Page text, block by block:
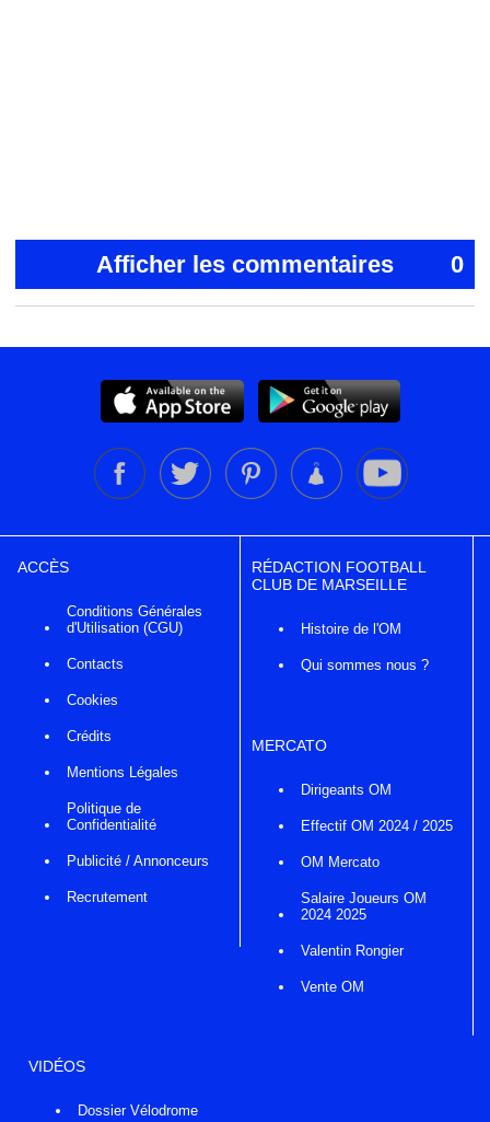
Afficher les commentaires 0
ACCÈS
Conditions Générales
d'Utilisation (CGU)
Contacts
Cookies
Crédits
Mentions Légales
Politique de
Confidentialité
Publicité / Annonceurs
Recrutement
RÉDACTION FOOTBALL
CLUB DE MARSEILLE
Histoire de l'OM
Qui sommes nous ?
MERCATO
Dirigeants OM
Effectif OM 2024 / 2025
OM Mercato
Salaire Joueurs OM
2024 2025
Valentin Rongier
Vente OM
VIDÉOS
Dossier Vélodrome